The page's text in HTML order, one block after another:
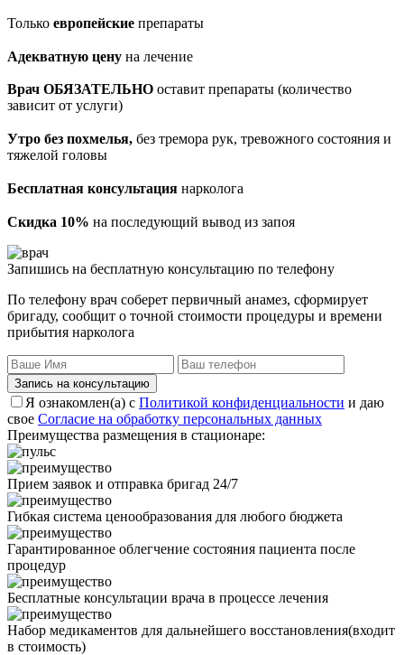
Только европейские препараты
Адекватную цену на лечение
Врач ОБЯЗАТЕЛЬНО оставит препараты (количество
зависит от услуги)
Утро без похмелья, без тремора рук, тревожного состояния и
тяжелой головы
Бесплатная консультация нарколога
Скидка 10% на последующий вывод из запоя
Запишись на бесплатную консультацию по телефону
По телефону врач соберет первичный анамез, сформирует
бригаду, сообщит о точной стоимости процедуры и времени
прибытия нарколога
Запись на консультацию
Я ознакомлен(а) с Политикой конфиденциальности и даю
свое Согласие на обработку персональных данных
Преимущества размещения в стационаре:
Прием заявок и отправка бригад 24/7
Гибкая система ценообразования для любого бюджета
Гарантированное облегчение состояния пациента после
процедур
Бесплатные консультации врача в процессе лечения
Набор медикаментов для дальнейшего восстановления(входит
в стоимость)